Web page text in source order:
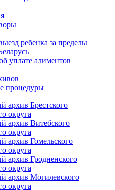
ребенка за пределы
уплате алиментов
процедуры
архив Брестского
округа
архив Витебского
округа
архив Гомельского
округа
архив Гродненского
округа
архив Могилевского
округа